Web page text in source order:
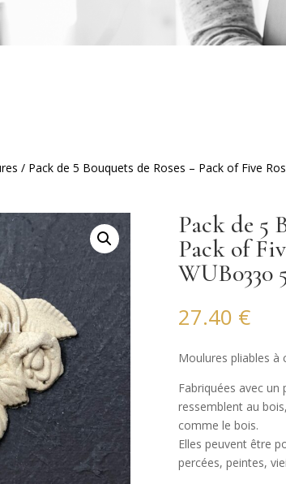
/ Pack de 5 Bouquets de Roses – Pack of Five
Pack de 5
Pack of
WUB0330
27.40 €
Moulures pliables à
Fabriquées avec un
ressemblent au
comme le bois.
Elles peuvent être
percées, peintes,